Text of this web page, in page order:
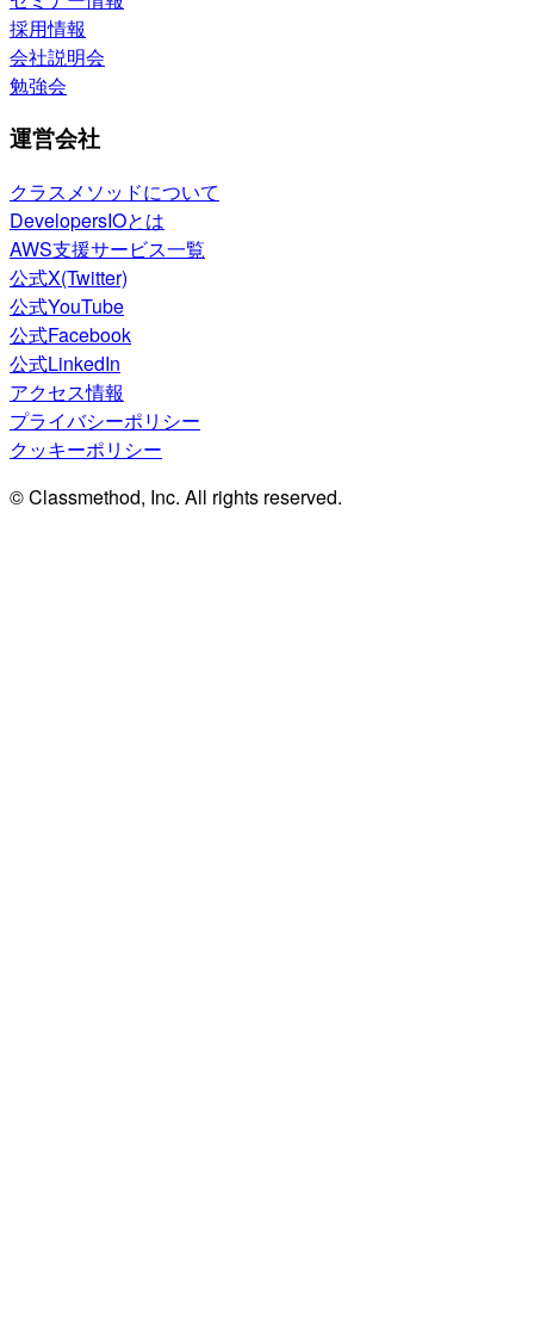
採用情報
会社説明会
勉強会
運営会社
クラスメソッドについて
DevelopersIOとは
AWS支援サービス一覧
公式X(Twitter)
公式YouTube
公式Facebook
公式LinkedIn
アクセス情報
プライバシーポリシー
クッキーポリシー
© Classmethod, Inc. All rights reserved.